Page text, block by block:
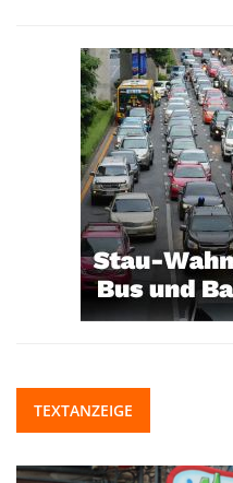
TEXTANZEIGE